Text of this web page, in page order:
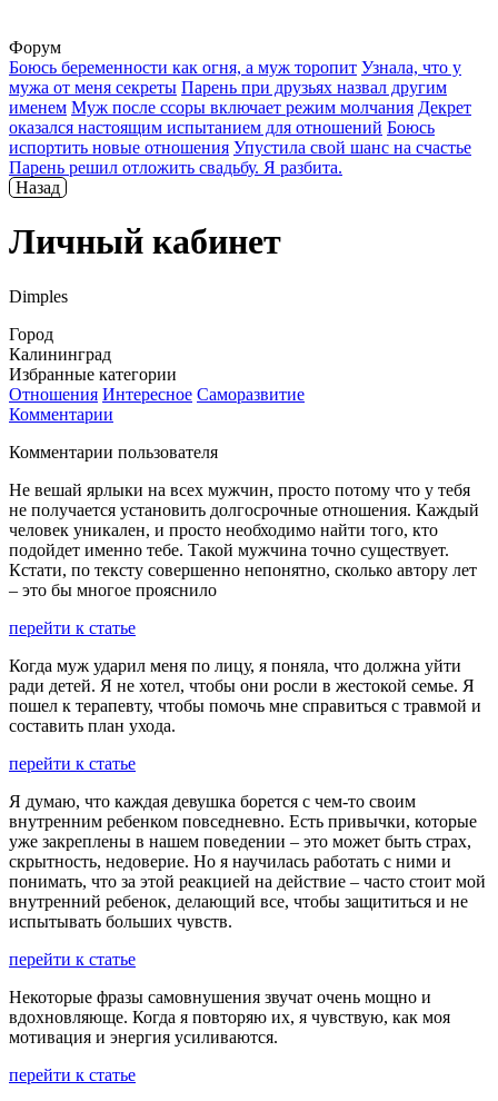
Форум
Боюсь беременности как огня, а муж торопит Узнала, что у
мужа от меня секреты Парень при друзьях назвал другим
именем Муж после ссоры включает режим молчания Декрет
оказался настоящим испытанием для отношений Боюсь
испортить новые отношения Упустила свой шанс на счастье
Парень решил отложить свадьбу. Я разбита.
Назад
Личный кабинет
Dimples
Город
Калининград
Избранные категории
Отношения Интересное Саморазвитие
Комментарии
Комментарии пользователя
Не вешай ярлыки на всех мужчин, просто потому что у тебя
не получается установить долгосрочные отношения. Каждый
человек уникален, и просто необходимо найти того, кто
подойдет именно тебе. Такой мужчина точно существует.
Кстати, по тексту совершенно непонятно, сколько автору лет
– это бы многое прояснило
перейти к статье
Когда муж ударил меня по лицу, я поняла, что должна уйти
ради детей. Я не хотел, чтобы они росли в жестокой семье. Я
пошел к терапевту, чтобы помочь мне справиться с травмой и
составить план ухода.
перейти к статье
Я думаю, что каждая девушка борется с чем-то своим
внутренним ребенком повседневно. Есть привычки, которые
уже закреплены в нашем поведении – это может быть страх,
скрытность, недоверие. Но я научилась работать с ними и
понимать, что за этой реакцией на действие – часто стоит мой
внутренний ребенок, делающий все, чтобы защититься и не
испытывать больших чувств.
перейти к статье
Некоторые фразы самовнушения звучат очень мощно и
вдохновляюще. Когда я повторяю их, я чувствую, как моя
мотивация и энергия усиливаются.
перейти к статье